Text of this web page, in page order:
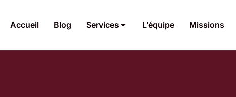
Accueil Blog Services L’équipe Missions